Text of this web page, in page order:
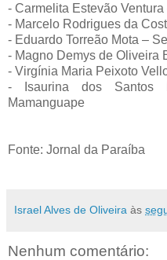
- Carmelita Estevão Ventura
- Marcelo Rodrigues da
- Eduardo Torreão Mota –
- Magno Demys de Oliveira
- Virgínia Maria Peixoto
- Isaurina dos Santos
Mamanguape
Fonte: Jornal da Paraíba
Israel Alves de Oliveira às
Nenhum comentário: